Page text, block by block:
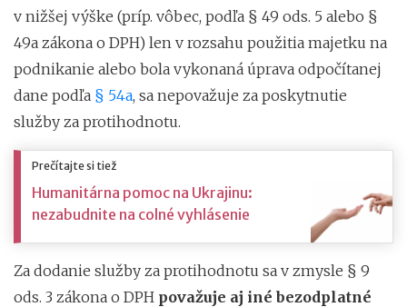
v nižšej výške (príp. vôbec, podľa § 49 ods. 5 alebo §
49a zákona o DPH) len v rozsahu použitia majetku na
podnikanie alebo bola vykonaná úprava odpočítanej
dane podľa § 54a, sa nepovažuje za poskytnutie
služby za protihodnotu.
Prečítajte si tiež
Humanitárna pomoc na Ukrajinu:
nezabudnite na colné vyhlásenie
Za dodanie služby za protihodnotu sa v zmysle § 9
ods. 3 zákona o DPH považuje aj iné bezodplatné